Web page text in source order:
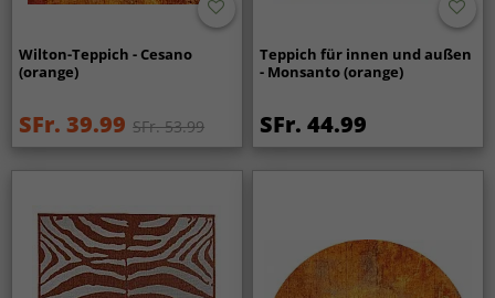
Wilton-Teppich - Cesano
(orange)
SFr. 39.99 SFr. 53.99
Teppich für innen und außen
- Monsanto (orange)
SFr. 44.99